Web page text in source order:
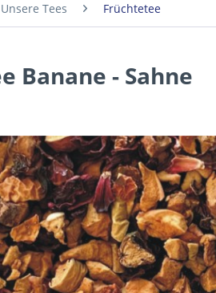
Unsere Tees Früchtetee
Banane - Sahne